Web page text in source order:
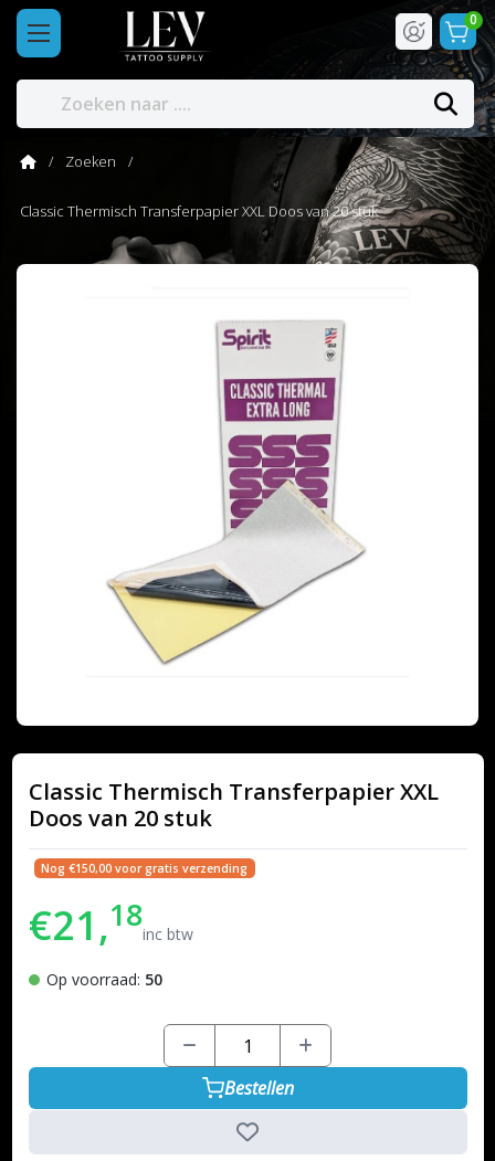
0
Zoeken
Classic Thermisch Transferpapier XXL Doos van 20 stuk
Classic Thermisch Transferpapier XXL
Doos van 20 stuk
Nog €150,00 voor gratis verzending
€21,18inc btw
Op voorraad: 50
Bestellen